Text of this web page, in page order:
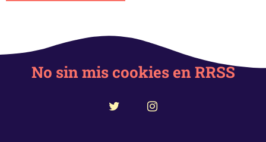
No sin mis cookies en RRSS